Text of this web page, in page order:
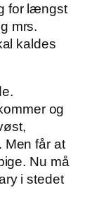
for længst
mrs.
kaldes
og
Men får at
Nu må
i stedet